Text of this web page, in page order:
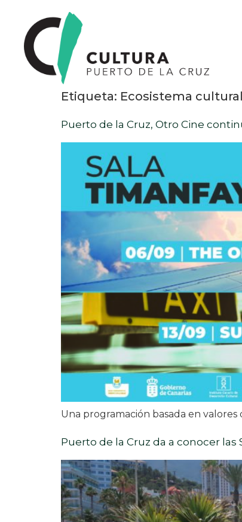
Etiqueta: Ecosistema cultural
Puerto de la Cruz, Otro Cine
Una programación basada en
Puerto de la Cruz da a conocer